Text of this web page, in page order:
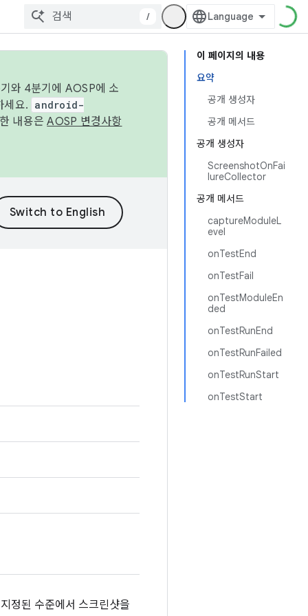
/
이 페이지의 내용
요약
공개 생성자
공개 메서드
공개 생성자
ScreenshotOnFai
lureCollector
공개 메서드
captureModuleL
evel
onTestEnd
onTestFail
onTestModuleEn
ded
onTestRunEnd
onTestRunFailed
onTestRunStart
onTestStart
와 4분기에 AOSP에 소
세요. android-
내용은AOSP 변경사항
정된 수준에서 스크린샷을